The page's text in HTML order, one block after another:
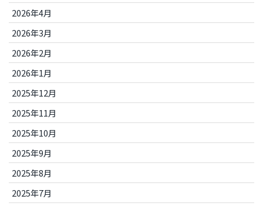
2026年4月
2026年3月
2026年2月
2026年1月
2025年12月
2025年11月
2025年10月
2025年9月
2025年8月
2025年7月